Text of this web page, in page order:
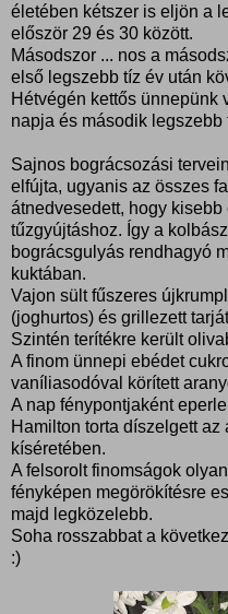
életében kétszer is eljön a
először 29 és 30 között.
Másodszor ... nos a
első legszebb tíz év után
Hétvégén kettős ünnepünk
napja és második legszebb
Sajnos bográcsozási
elfújta, ugyanis az összes
átnedvesedett, hogy
tűzgyújtáshoz. Így a
bográcsgulyás rendhagyó
kuktában.
Vajon sült fűszeres
(joghurtos) és grillezett
Szintén terítékre került
A finom ünnepi ebédet
vaníliasodóval körített
A nap fénypontjaként
Hamilton torta díszelgett
kíséretében.
A felsorolt finomságok
fényképen megörökítésre
majd legközelebb.
Soha rosszabbat a
:)